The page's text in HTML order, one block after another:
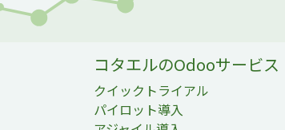
コタエルのOdooサービス
クイックトライアル
パイロット導入